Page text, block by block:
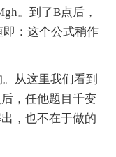
。到了B点后，
：这个公式稍作
从这里我们看到
，任他题目千变
，也不在于做的